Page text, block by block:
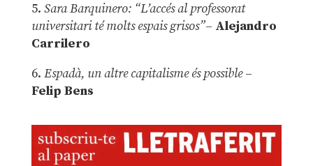
5. Sara Barquinero: “L’accés al professorat
universitari té molts espais grisos”– Alejandro
Carrilero
6. Espadà, un altre capitalisme és possible –
Felip Bens